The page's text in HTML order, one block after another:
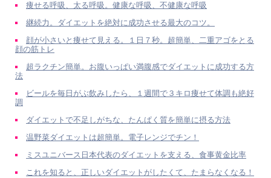
痩せる呼吸、太る呼吸。健康な呼吸、不健康な呼吸
継続力。ダイエットを絶対に成功させる最大のコツ。
顔が小さいと痩せて見える。１日７秒。超簡単、二重アゴをとる
顔の筋トレ
超ラクチン簡単。お腹いっぱい満腹感でダイエットに成功する方
法
ビールを毎日がぶ飲みしたら、１週間で３キロ痩せて体調も絶好
調
ダイエットで不足しがちな、たんぱく質を簡単に摂る方法
温野菜ダイエットは超簡単。電子レンジでチン！
ミスユニバース日本代表のダイエットを支える、食事黄金比率
これを知ると、正しいダイエットがしたくて、たまらなくなる！